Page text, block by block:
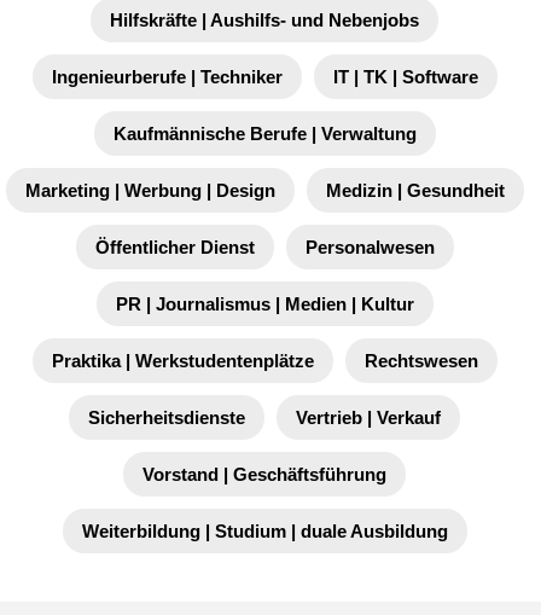
Hilfskräfte | Aushilfs- und Nebenjobs
Ingenieurberufe | Techniker IT | TK | Software
Kaufmännische Berufe | Verwaltung
Marketing | Werbung | Design Medizin | Gesundheit
Öffentlicher Dienst Personalwesen
PR | Journalismus | Medien | Kultur
Praktika | Werkstudentenplätze Rechtswesen
Sicherheitsdienste Vertrieb | Verkauf
Vorstand | Geschäftsführung
Weiterbildung | Studium | duale Ausbildung